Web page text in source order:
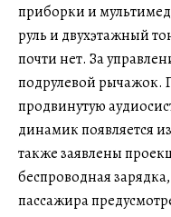
приборки и
руль и двухэтажный
почти нет. За
подрулевой рычажок.
продвинутую
динамик появляется
также заявлены
беспроводная
пассажира